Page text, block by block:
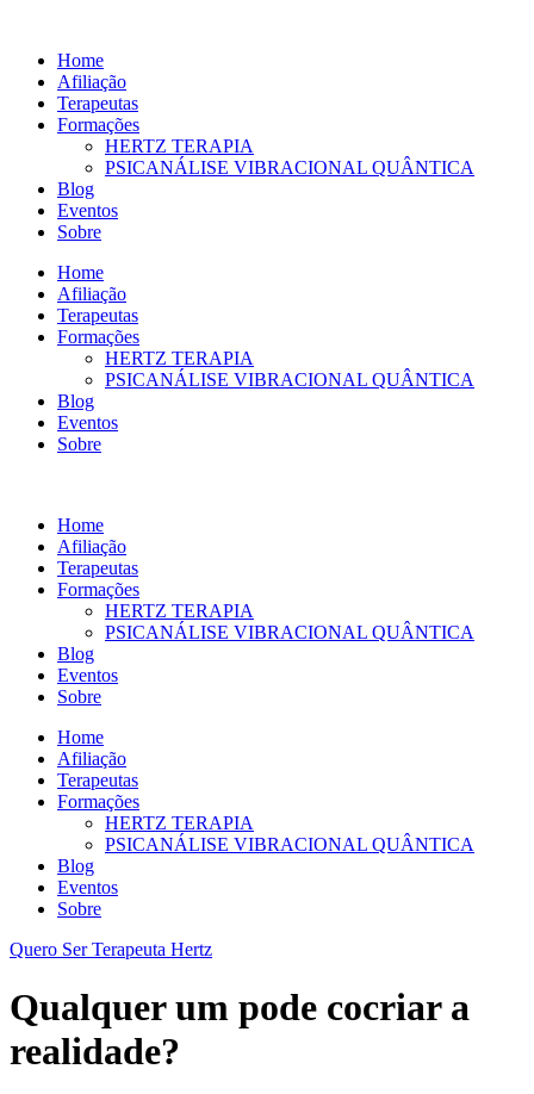
conteúdo
Home
Afiliação
Terapeutas
Formações
HERTZ TERAPIA
PSICANÁLISE VIBRACIONAL QUÂNTICA
Blog
Eventos
Sobre
Home
Afiliação
Terapeutas
Formações
HERTZ TERAPIA
PSICANÁLISE VIBRACIONAL QUÂNTICA
Blog
Eventos
Sobre
Home
Afiliação
Terapeutas
Formações
HERTZ TERAPIA
PSICANÁLISE VIBRACIONAL QUÂNTICA
Blog
Eventos
Sobre
Home
Afiliação
Terapeutas
Formações
HERTZ TERAPIA
PSICANÁLISE VIBRACIONAL QUÂNTICA
Blog
Eventos
Sobre
Quero Ser Terapeuta Hertz
Qualquer um pode cocriar a
realidade?